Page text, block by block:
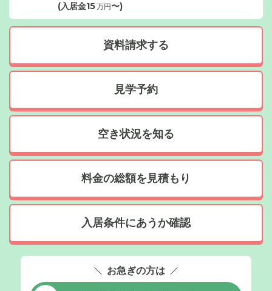
(入居金15万円〜)
資料請求する
見学予約
空き状況を知る
料金の総額を見積もり
入居条件にあうか確認
お急ぎの方は